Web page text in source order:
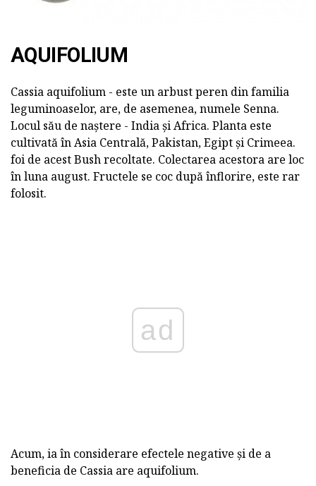
AQUIFOLIUM
Cassia aquifolium - este un arbust peren din familia
leguminoaselor, are, de asemenea, numele Senna.
Locul său de naștere - India și Africa. Planta este
cultivată în Asia Centrală, Pakistan, Egipt și Crimeea.
foi de acest Bush recoltate. Colectarea acestora are loc
în luna august. Fructele se coc după înflorire, este rar
folosit.
ad
Acum, ia în considerare efectele negative și de a
beneficia de Cassia are aquifolium.